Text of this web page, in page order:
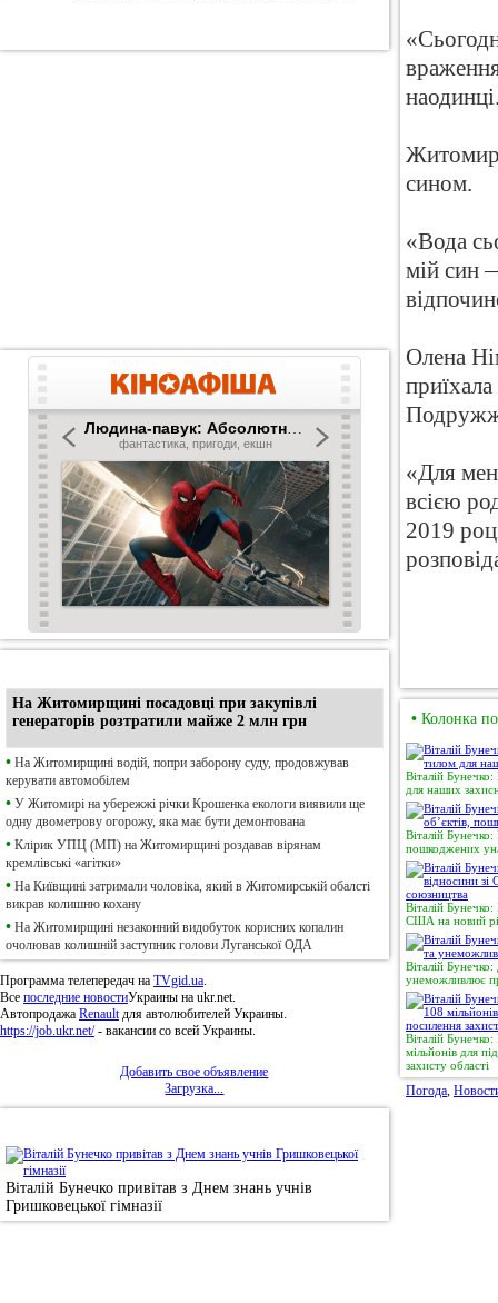
На Житомирщині посадовці при закупівлі
генераторів розтратили майже 2 млн грн
• На Житомирщині водій, попри заборону суду, продовжував
керувати автомобілем
• У Житомирі на убережжі річки Крошенка екологи виявили ще
одну двометрову огорожу, яка має бути демонтована
• Клірик УПЦ (МП) на Житомирщині роздавав вірянам
кремлівські «агітки»
• На Київщині затримали чоловіка, який в Житомирській обалсті
викрав колишню кохану
• На Житомирщині незаконний видобуток корисних копалин
очолював колишній заступник голови Луганської ОДА
Программа телепередач на TVgid.ua.
Все последние новостиУкраины на ukr.net.
Автопродажа Renaultдля автолюбителей Украины.
https://job.ukr.net/- вакансии со всей Украины.
Добавить свое объявление
Загрузка...
Віталій Бунечко привітав з Днем знань учнів
Гришковецької гімназії
сином.
«Вода
мій син
Олена
«Для
всією
2019
• Колонка
Віталій
для наших
Віталій
пошкоджених
Віталій
США на новий
Віталій
унеможливлює
Віталій
мільйонів для
захисту області
Погода,